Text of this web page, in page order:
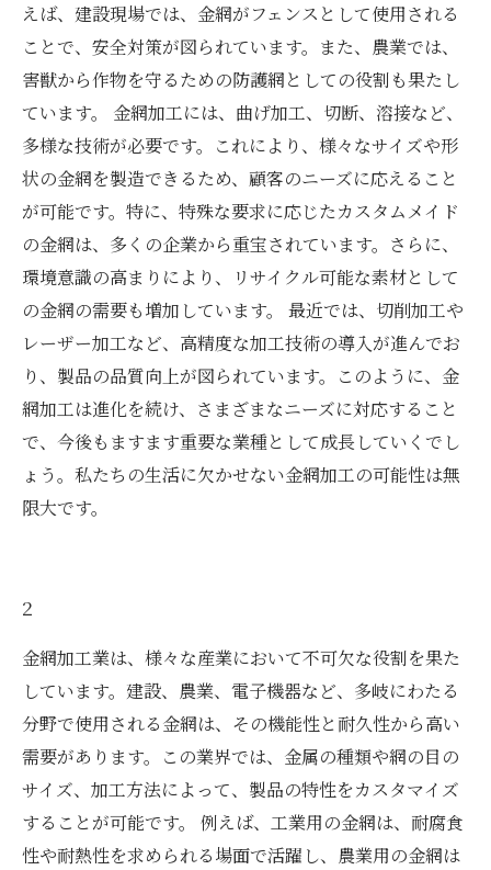
えば、建設現場では、金網がフェンスとして使用される
ことで、安全対策が図られています。また、農業では、
害獣から作物を守るための防護網としての役割も果たし
ています。 金網加工には、曲げ加工、切断、溶接など、
多様な技術が必要です。これにより、様々なサイズや形
状の金網を製造できるため、顧客のニーズに応えること
が可能です。特に、特殊な要求に応じたカスタムメイド
の金網は、多くの企業から重宝されています。さらに、
環境意識の高まりにより、リサイクル可能な素材として
の金網の需要も増加しています。 最近では、切削加工や
レーザー加工など、高精度な加工技術の導入が進んでお
り、製品の品質向上が図られています。このように、金
網加工は進化を続け、さまざまなニーズに対応すること
で、今後もますます重要な業種として成長していくでし
ょう。私たちの生活に欠かせない金網加工の可能性は無
限大です。
2
金網加工業は、様々な産業において不可欠な役割を果た
しています。建設、農業、電子機器など、多岐にわたる
分野で使用される金網は、その機能性と耐久性から高い
需要があります。この業界では、金属の種類や網の目の
サイズ、加工方法によって、製品の特性をカスタマイズ
することが可能です。 例えば、工業用の金網は、耐腐食
性や耐熱性を求められる場面で活躍し、農業用の金網は